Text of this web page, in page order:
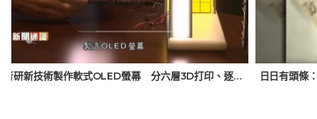
美學者研新技術製作軟式OLED螢幕 分六層3D打印、逐層完成 有望大幅降生產門檻